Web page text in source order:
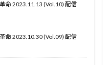
命 2023.11.13 (Vol.10) 配信
命 2023.10.30 (Vol.09) 配信